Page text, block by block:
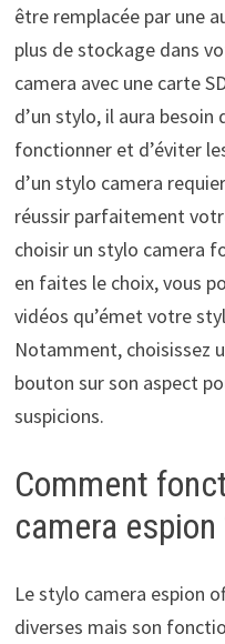
être remplacée par une
plus de stockage dans
camera avec une carte
d’un stylo, il aura besoin
fonctionner et d’éviter
d’un stylo camera
réussir parfaitement
choisir un stylo camera
en faites le choix, vous
vidéos qu’émet votre
Notamment, choisissez
bouton sur son aspect
suspicions.
Comment
camera espion
Le stylo camera espion
diverses mais son